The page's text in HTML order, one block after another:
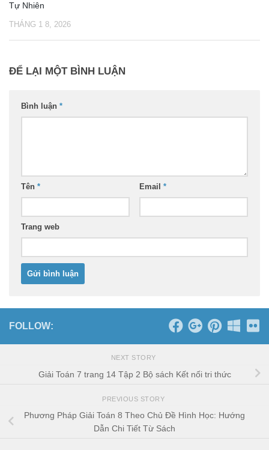
Tự Nhiên
THÁNG 1 8, 2026
ĐỂ LẠI MỘT BÌNH LUẬN
Bình luận *
Tên * Email *
Trang web
FOLLOW:
NEXT STORY
Giải Toán 7 trang 14 Tập 2 Bộ sách Kết nối tri thức
PREVIOUS STORY
Phương Pháp Giải Toán 8 Theo Chủ Đề Hình Học: Hướng
Dẫn Chi Tiết Từ Sách